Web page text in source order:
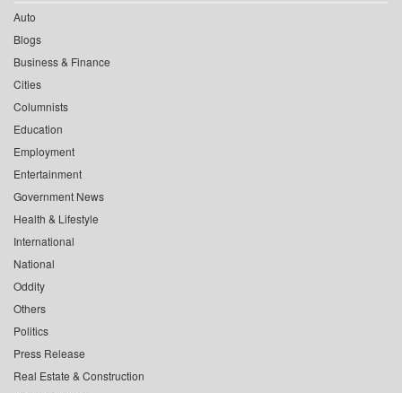
Auto
Blogs
Business & Finance
Cities
Columnists
Education
Employment
Entertainment
Government News
Health & Lifestyle
International
National
Oddity
Others
Politics
Press Release
Real Estate & Construction